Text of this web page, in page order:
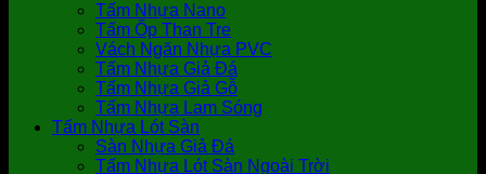
Tấm Nhựa Nano
Tấm Ốp Than Tre
Vách Ngăn Nhựa PVC
Tấm Nhựa Giả Đá
Tấm Nhựa Giả Gỗ
Tấm Nhựa Lam Sóng
Tấm Nhựa Lót Sàn
Sàn Nhựa Giả Đá
Tấm Nhựa Lót Sàn Ngoài Trời